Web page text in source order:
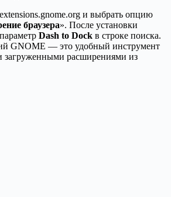
и выбрать опцию
браузера». После установки
Dash to Dock в строке поиска.
GNOME — это удобный инструмент
загруженными расширениями из